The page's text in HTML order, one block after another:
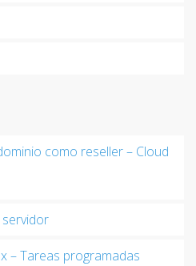
como reseller – Cloud
servidor
– Tareas programadas